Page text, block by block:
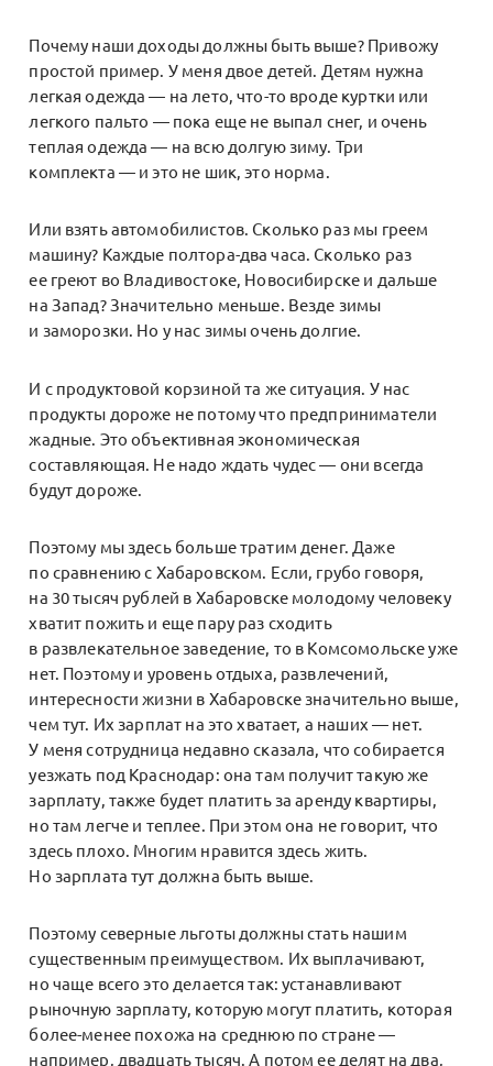
Почему наши доходы должны быть выше? Привожу
простой пример. У меня двое детей. Детям нужна
легкая одежда — на лето, что-то вроде куртки или
легкого пальто — пока еще не выпал снег, и очень
теплая одежда — на всю долгую зиму. Три
комплекта — и это не шик, это норма.
Или взять автомобилистов. Сколько раз мы греем
машину? Каждые полтора-два часа. Сколько раз
ее греют во Владивостоке, Новосибирске и дальше
на Запад? Значительно меньше. Везде зимы
и заморозки. Но у нас зимы очень долгие.
И с продуктовой корзиной та же ситуация. У нас
продукты дороже не потому что предприниматели
жадные. Это объективная экономическая
составляющая. Не надо ждать чудес — они всегда
будут дороже.
Поэтому мы здесь больше тратим денег. Даже
по сравнению с Хабаровском. Если, грубо говоря,
на 30 тысяч рублей в Хабаровске молодому человеку
хватит пожить и еще пару раз сходить
в развлекательное заведение, то в Комсомольске уже
нет. Поэтому и уровень отдыха, развлечений,
интересности жизни в Хабаровске значительно выше,
чем тут. Их зарплат на это хватает, а наших — нет.
У меня сотрудница недавно сказала, что собирается
уезжать под Краснодар: она там получит такую же
зарплату, также будет платить за аренду квартиры,
но там легче и теплее. При этом она не говорит, что
здесь плохо. Многим нравится здесь жить.
Но зарплата тут должна быть выше.
Поэтому северные льготы должны стать нашим
существенным преимуществом. Их выплачивают,
но чаще всего это делается так: устанавливают
рыночную зарплату, которую могут платить, которая
более-менее похожа на среднюю по стране —
например, двадцать тысяч. А потом ее делят на два,